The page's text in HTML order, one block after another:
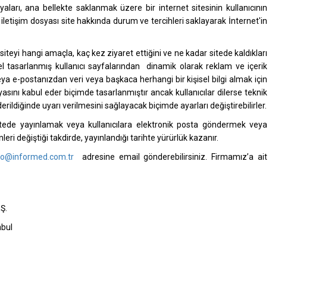
ana bellekte saklanmak üzere bir internet sitesinin kullanıcının
dosyası site hakkında durum ve tercihleri saklayarak İnternet'in
hangi amaçla, kaç kez ziyaret ettiğini ve ne kadar sitede kaldıkları
kullanıcı sayfalarından dinamik olarak reklam ve içerik
e-postanızdan veri veya başkaca herhangi bir kişisel bilgi almak için
kabul eder biçimde tasarlanmıştır ancak kullanıcılar dilerse teknik
uyarı verilmesini sağlayacak biçimde ayarları değiştirebilirler.
yayınlamak veya kullanıcılara elektronik posta göndermek veya
değiştiği takdirde, yayınlandığı tarihte yürürlük kazanır.
adresine email gönderebilirsiniz. Firmamız’a ait